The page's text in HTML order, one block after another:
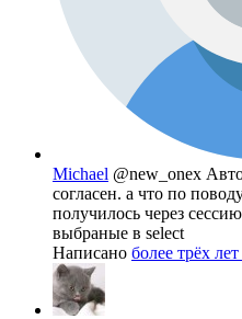
Michael @new_onex
согласен. а что по
получилось через
выбраные в select
Написано более трёх